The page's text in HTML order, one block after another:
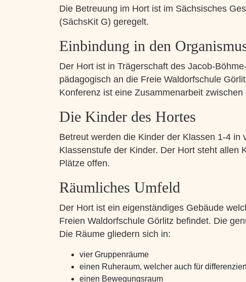
Die Betreuung im Hort ist im Sächsisches
(SächsKit G) geregelt.
Einbindung in den
Der Hort ist in Trägerschaft des Jacob-
pädagogisch an die Freie Waldorfschule
Konferenz ist eine Zusammenarbeit
Die Kinder des Hortes
Betreut werden die Kinder der Klassen 1-4
Klassenstufe der Kinder. Der Hort steht allen
Plätze offen.
Räumliches Umfeld
Der Hort ist ein eigenständiges Gebäude
Freien Waldorfschule Görlitz befindet. Die
Die Räume gliedern sich in:
vier Gruppenräume
einen Ruheraum, welcher auch für
einen Bewegungsraum